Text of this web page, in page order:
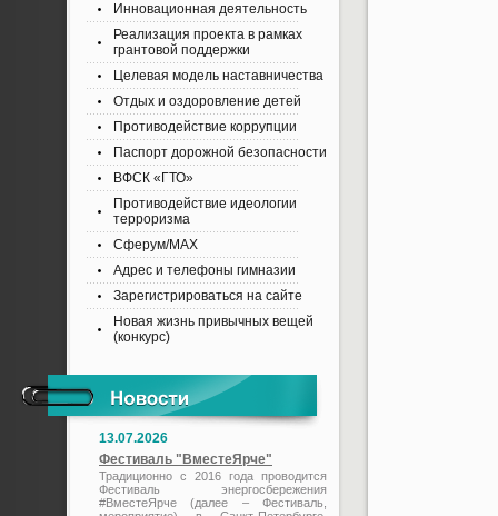
Инновационная деятельность
Реализация проекта в рамках
грантовой поддержки
Целевая модель наставничества
Отдых и оздоровление детей
Противодействие коррупции
Паспорт дорожной безопасности
ВФСК «ГТО»
Противодействие идеологии
терроризма
Сферум/MAX
Адрес и телефоны гимназии
Зарегистрироваться на сайте
Новая жизнь привычных вещей
(конкурс)
13.07.2026
Фестиваль "ВместеЯрче"
Традиционно с 2016 года проводится
Фестиваль энергосбережения
#ВместеЯрче (далее – Фестиваль,